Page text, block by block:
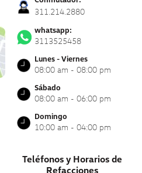
311.214.2880
whatsapp:
3113525458
Lunes - Viernes
08:00 am - 08:00 pm
Sábado
08:00 am - 06:00 pm
Domingo
10:00 am - 04:00 pm
Teléfonos y Horarios de
Refacciones